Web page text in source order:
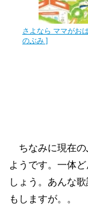
さよなら ママがお
のぶみ ]
ちなみに現在の
ようです。一体
しょう。あんな
もしますが。。